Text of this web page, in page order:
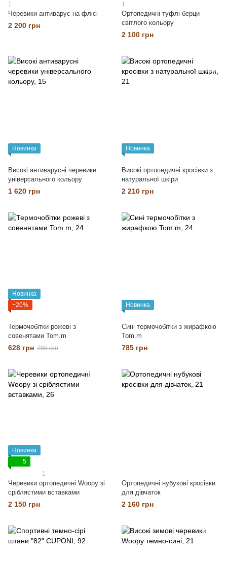
1
Черевики антиварус на флісі
2 200 грн
1
Ортопедичні туфлі-берци
світлого кольору
2 100 грн
Новинка
Високі антиварусні черевики
універсального кольору
1 620 грн
Новинка
Високі ортопедичні кросівки з
натуральної шкіри
2 210 грн
Новинка
−20%
Термочобітки рожеві з
совенятами Tom.m
628 грн 785 грн
Новинка
Сині термочобітки з жирафкою
Tom.m
785 грн
Новинка
5
1
Черевики ортопедичні Woopy зі
сріблястими вставками
2 150 грн
Ортопедичні нубукові кросівки
для дівчаток
2 160 грн